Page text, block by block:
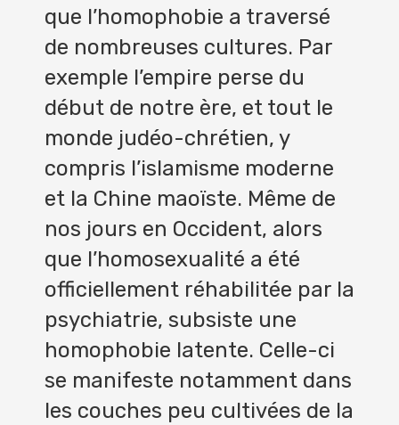
que l’homophobie a traversé
de nombreuses cultures. Par
exemple l’empire perse du
début de notre ère, et tout le
monde judéo-chrétien, y
compris l’islamisme moderne
et la Chine maoïste. Même de
nos jours en Occident, alors
que l’homosexualité a été
officiellement réhabilitée par la
psychiatrie, subsiste une
homophobie latente. Celle-ci
se manifeste notamment dans
les couches peu cultivées de la